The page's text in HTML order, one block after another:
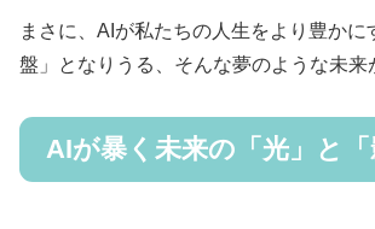
まさに、AIが私たちの人生をより豊かに
盤」となりうる、そんな夢のような未来
AIが暴く未来の「光」と「